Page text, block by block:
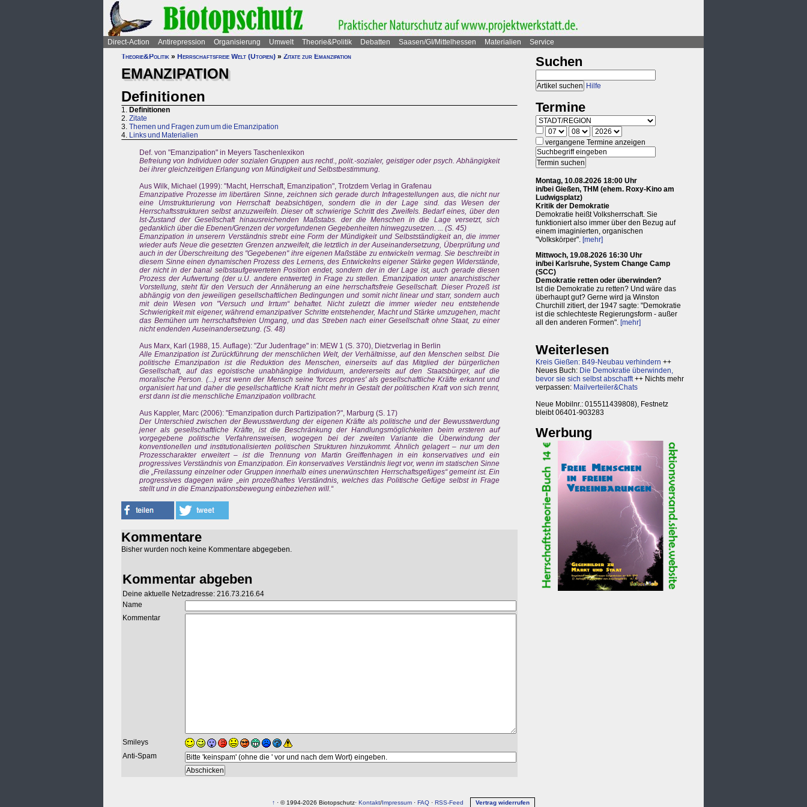
Direct-Action Antirepression Organisierung Umwelt Theorie&Politik Debatten Saasen/GI/Mittelhessen Materialien
Service
Theorie&Politik » Herrschaftsfreie Welt (Utopien) » Zitate zur Emanzipation
EMANZIPATION
Definitionen
1. Definitionen
2. Zitate
3. Themen und Fragen zum um die Emanzipation
4. Links und Materialien
Def. von "Emanzipation" in Meyers Taschenlexikon
Befreiung von Individuen oder sozialen Gruppen aus rechtl., polit.-sozialer, geistiger oder psych. Abhängigkeit
bei ihrer gleichzeitigen Erlangung von Mündigkeit und Selbstbestimmung.
Aus Wilk, Michael (1999): "Macht, Herrschaft, Emanzipation", Trotzdem Verlag in Grafenau
Emanzipative Prozesse im libertären Sinne, zeichnen sich gerade durch Infragestellungen aus, die nicht nur
eine Umstrukturierung von Herrschaft beabsichtigen, sondern die in der Lage sind. das Wesen der
Herrschaftsstrukturen selbst anzuzweifeln. Dieser oft schwierige Schritt des Zweifels. Bedarf eines, über den
Ist-Zustand der Gesellschaft hinausreichenden Maßstabs. der die Menschen in die Lage versetzt, sich
gedanklich über die Ebenen/Grenzen der vorgefundenen Gegebenheiten hinwegzusetzen. ... (S. 45)
Emanzipation in unserern Verständnis strebt eine Form der Mündigkeit und Selbstständigkeit an, die immer
wieder aufs Neue die gesetzten Grenzen anzweifelt, die letztlich in der Auseinandersetzung, Überprüfung und
auch in der Überschreitung des "Gegebenen" ihre eigenen Maßstäbe zu entwickeln vermag. Sie beschreibt in
diesem Sinne einen dynamischen Prozess des Lernens, des EntwickeIns eigener Stärke gegen Widerstände,
der nicht in der banal selbstaufgewerteten Position endet, sondern der in der Lage ist, auch gerade diesen
Prozess der Aufwertung (der u.U. andere entwertet) in Frage zu stellen. Emanzipation unter anarchistischer
Vorstellung, steht für den Versuch der Annäherung an eine herrschaftsfreie Gesellschaft. Dieser Prozeß ist
abhängig von den jeweiligen gesellschaftlichen Bedingungen und somit nicht linear und starr, sondern auch
mit dein Wesen von "Versuch und Irrtum“ behaftet. Nicht zuletzt die immer wieder neu entstehende
Schwierigkeit mit eigener, während emanzipativer Schritte entstehender, Macht und Stärke umzugehen, macht
das Bemühen um herrschaftsfreien Umgang, und das Streben nach einer Gesellschaft ohne Staat, zu einer
nicht endenden Auseinandersetzung. (S. 48)
Aus Marx, Karl (1988, 15. Auflage): "Zur Judenfrage" in: MEW 1 (S. 370), Dietzverlag in Berlin
Alle Emanzipation ist Zurückführung der menschlichen Welt, der Verhältnisse, auf den Menschen selbst. Die
politische Emanzipation ist die Reduktion des Menschen, einerseits auf das Mitglied der bürgerlichen
Gesellschaft, auf das egoistische unabhängige Individuum, andererseits auf den Staatsbürger, auf die
moralische Person. (...) erst wenn der Mensch seine 'forces propres' als gesellschaftliche Kräfte erkannt und
organisiert hat und daher die gesellschaftliche Kraft nicht mehr in Gestalt der politischen Kraft von sich trennt,
erst dann ist die menschliche Emanzipation vollbracht.
Aus Kappler, Marc (2006): "Emanzipation durch Partizipation?", Marburg (S. 17)
Der Unterschied zwischen der Bewusstwerdung der eigenen Kräfte als politische und der Bewusstwerdung
jener als gesellschaftliche Kräfte, ist die Beschränkung der Handlungsmöglichkeiten beim ersteren auf
vorgegebene politische Verfahrensweisen, wogegen bei der zweiten Variante die Überwindung der
konventionellen und institutionalisierten politischen Strukturen hinzukommt. Ähnlich gelagert – nur um den
Prozesscharakter erweitert – ist die Trennung von Martin Greiffenhagen in ein konservatives und ein
progressives Verständnis von Emanzipation. Ein konservatives Verständnis liegt vor, wenn im statischen Sinne
die „Freilassung einzelner oder Gruppen innerhalb eines unerwünschten Herrschaftsgefüges“ gemeint ist. Ein
progressives dagegen wäre „ein prozeßhaftes Verständnis, welches das Politische Gefüge selbst in Frage
stellt und in die Emanzipationsbewegung einbeziehen will.“
Kommentare
Bisher wurden noch keine Kommentare abgegeben.
Kommentar abgeben
Deine aktuelle Netzadresse: 216.73.216.64
Name
Kommentar
Smileys
Anti-Spam
Suchen
Hilfe
Termine
vergangene Termine anzeigen
Montag, 10.08.2026 18:00 Uhr
in/bei Gießen, THM (ehem. Roxy-Kino am
Ludwigsplatz)
Kritik der Demokratie
Demokratie heißt Volksherrschaft. Sie
funktioniert also immer über den Bezug auf
einem imaginierten, organischen
"Volkskörper". [mehr]
Mittwoch, 19.08.2026 16:30 Uhr
in/bei Karlsruhe, System Change Camp
(SCC)
Demokratie retten oder überwinden?
Ist die Demokratie zu retten? Und wäre das
überhaupt gut? Gerne wird ja Winston
Churchill zitiert, der 1947 sagte: "Demokratie
ist die schlechteste Regierungsform - außer
all den anderen Formen". [mehr]
Weiterlesen
Kreis Gießen: B49-Neubau verhindern ++
Neues Buch: Die Demokratie überwinden,
bevor sie sich selbst abschafft++ Nichts mehr
verpassen: Mailverteiler&Chats
Neue Mobilnr.: 015511439808), Festnetz
bleibt 06401-903283
Werbung
↑ · © 1994-2026 Biotopschutz· Kontakt/ Impressum · FAQ · RSS-Feed Vertrag widerrufen